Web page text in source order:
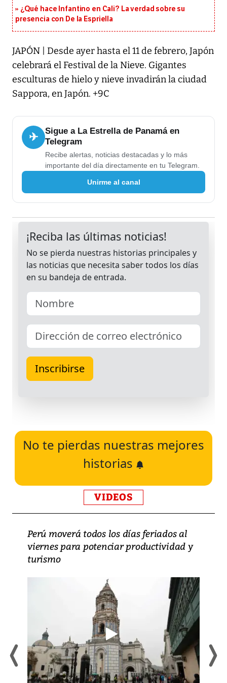
¿Qué hace Infantino en Cali? La verdad sobre su
presencia con De la Espriella
JAPÓN | Desde ayer hasta el 11 de febrero, Japón
celebrará el Festival de la Nieve. Gigantes
esculturas de hielo y nieve invadirán la ciudad
Sappora, en Japón. +9C
✈
Sigue a La Estrella de Panamá en
Telegram
Recibe alertas, noticias destacadas y lo más
importante del día directamente en tu Telegram.
Unirme al canal
No te pierdas nuestras mejores
historias
VIDEOS
Perú moverá todos los días feriados al
viernes para potenciar productividad y
turismo